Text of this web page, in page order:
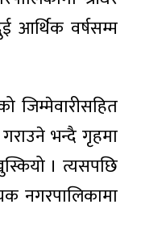
आर्थिक वर्षसम्म
जिम्मेवारीसहित
भन्दै गृहमा
। त्यसपछि
नगरपालिकामा